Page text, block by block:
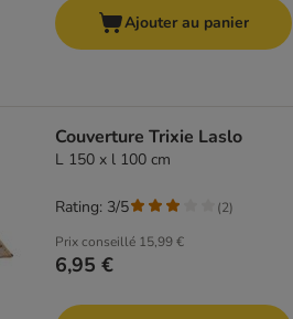
Ajouter au panier
Couverture Trixie Laslo
L 150 x l 100 cm
Prix conseillé 15,99 €
6,95 €
Rating: 3/5 (2)